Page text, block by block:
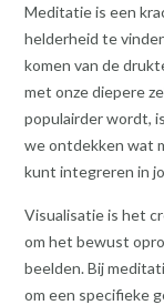
Meditatie is een
helderheid te
komen van de
met onze diepere
populairder wordt,
we ontdekken wat
kunt integreren in
Visualisatie is het
om het bewust
beelden. Bij
om een specifieke